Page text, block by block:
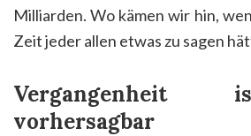
Milliarden. Wo kämen wir hin,
Zeit jeder allen etwas zu sagen
vorhersagbar